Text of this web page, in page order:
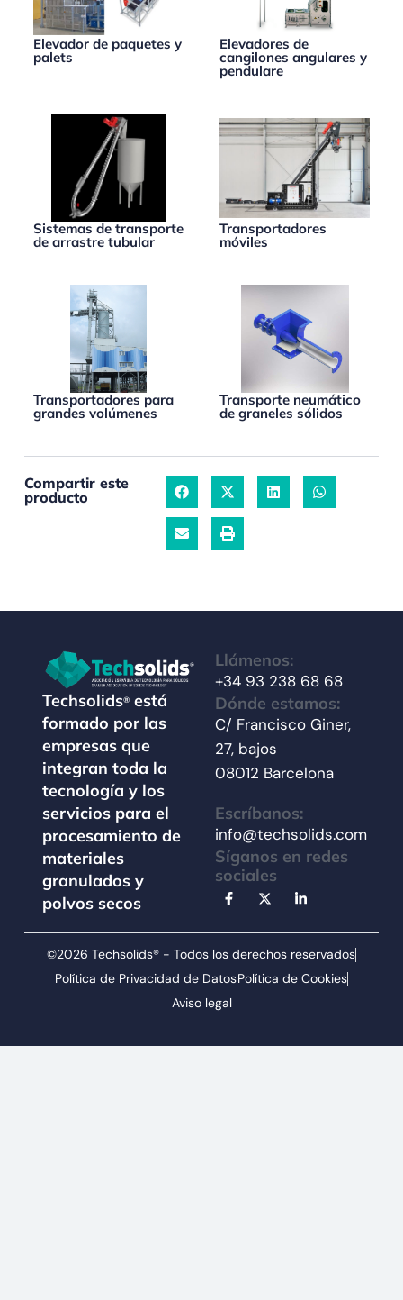
Elevador de paquetes y
palets
Elevadores de
cangilones angulares y
pendulare
Sistemas de transporte
de arrastre tubular
Transportadores
móviles
Transportadores para
grandes volúmenes
Transporte neumático
de graneles sólidos
Compartir este
producto
Techsolids®está
formado por las
empresas que
integran toda la
tecnología y los
servicios para el
procesamiento de
materiales
granulados y
polvos secos
Llámenos:
+34 93 238 68 68
Dónde estamos:
C/ Francisco Giner,
27, bajos
08012 Barcelona
Escríbanos:
info@techsolids.com
Síganos en redes
sociales
©2026 Techsolids® - Todos los derechos reservados
Política de Privacidad de DatosPolítica de Cookies
Aviso legal